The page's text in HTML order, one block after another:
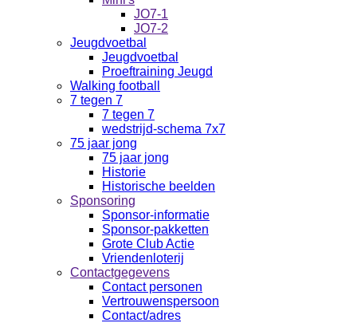
JO7-1
JO7-2
Jeugdvoetbal
Jeugdvoetbal
Proeftraining Jeugd
Walking football
7 tegen 7
7 tegen 7
wedstrijd-schema 7x7
75 jaar jong
75 jaar jong
Historie
Historische beelden
Sponsoring
Sponsor-informatie
Sponsor-pakketten
Grote Club Actie
Vriendenloterij
Contactgegevens
Contact personen
Vertrouwenspersoon
Contact/adres